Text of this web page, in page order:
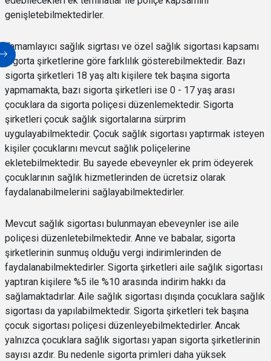
genişletebilmektedirler.
Tamamlayıcı sağlık sigrtası ve özel sağlık sigortası kapsamı
sigorta şirketlerine göre farklılık gösterebilmektedir. Bazı
sigorta şirketleri 18 yaş altı kişilere tek başına sigorta
yapmamakta, bazı sigorta şirketleri ise 0 - 17 yaş arası
çocuklara da sigorta poliçesi düzenlemektedir. Sigorta
şirketleri çocuk sağlık sigortalarına sürprim
uygulayabilmektedir. Çocuk sağlık sigortası yaptırmak isteyen
kişiler çocuklarını mevcut sağlık poliçelerine
ekletebilmektedir. Bu sayede ebeveynler ek prim ödeyerek
çocuklarının sağlık hizmetlerinden de ücretsiz olarak
faydalanabilmelerini sağlayabilmektedirler.
Mevcut sağlık sigortası bulunmayan ebeveynler ise aile
poliçesi düzenletebilmektedir. Anne ve babalar, sigorta
şirketlerinin sunmuş olduğu vergi indirimlerinden de
faydalanabilmektedirler. Sigorta şirketleri aile sağlık sigortası
yaptıran kişilere %5 ile %10 arasında indirim hakkı da
sağlamaktadırlar. Aile sağlık sigortası dışında çocuklara sağlık
sigortası da yapılabilmektedir. Sigorta şirketleri tek başına
çocuk sigortası poliçesi düzenleyebilmektedirler. Ancak
yalnızca çocuklara sağlık sigortası yapan sigorta şirketlerinin
sayısı azdır. Bu nedenle sigorta primleri daha yüksek